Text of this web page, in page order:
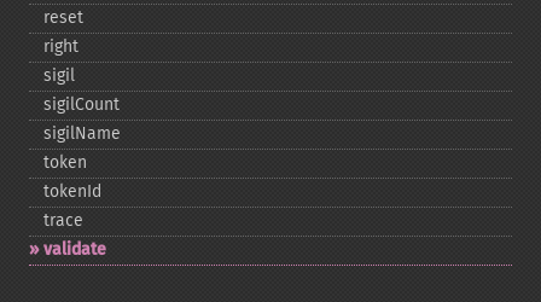
reset
right
sigil
sigilCount
sigilName
token
tokenId
trace
validate